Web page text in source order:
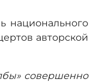
национального
авторской
совершенно